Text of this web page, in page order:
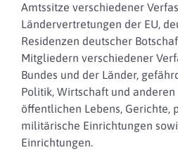
Amtssitze verschiedener
Ländervertretungen der EU,
Residenzen deutscher
Mitgliedern verschiedener
Bundes und der Länder,
Politik, Wirtschaft und anderen
öffentlichen Lebens, Gerichte,
militärische Einrichtungen
Einrichtungen.